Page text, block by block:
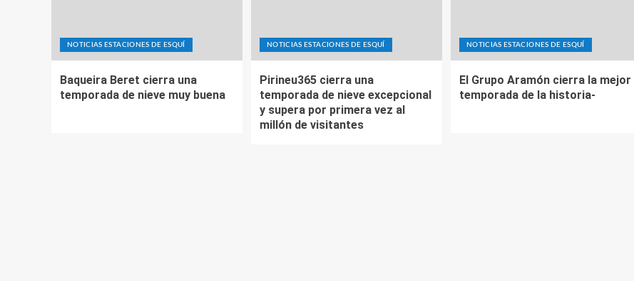
NOTICIAS ESTACIONES DE ESQUÍ
Baqueira Beret cierra una
temporada de nieve muy buena
NOTICIAS ESTACIONES DE ESQUÍ
Pirineu365 cierra una
temporada de nieve excepcional
y supera por primera vez al
millón de visitantes
NOTICIAS ESTACIONES DE ESQUÍ
El Grupo Aramón cierra la mejor
temporada de la historia-